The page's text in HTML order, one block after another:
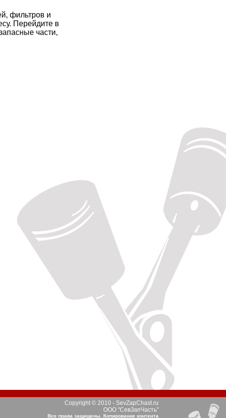
фильтров и
Перейдите в
части,
Copyright © 2010 - SevZapChast.ru
ООО "СевЗапЧасть"
Все права защищены. Копирование контента